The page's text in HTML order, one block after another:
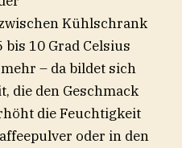
Kühlschrank
bis 10 Grad Celsius
– da bildet sich
die den Geschmack
die Feuchtigkeit
oder in den